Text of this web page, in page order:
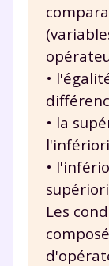
•
• la
•
Les